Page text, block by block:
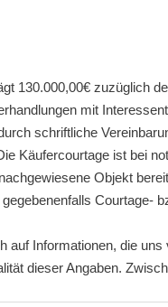
130.000,00€ zuzüglich
mit
schriftliche
Käufercourtage ist bei
Objekt
Courtage-
auf Informationen, die
dieser Angaben.